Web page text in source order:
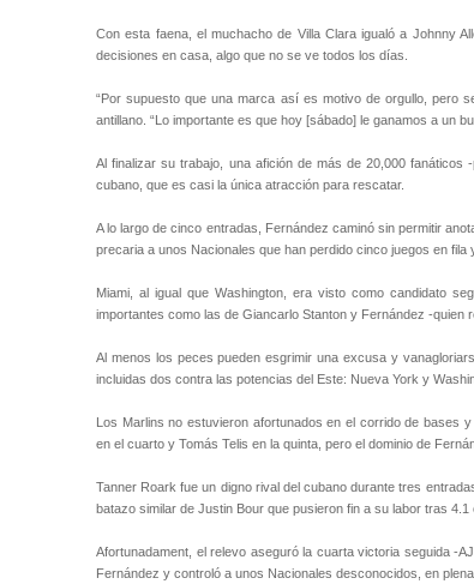
Con esta faena, el muchacho de Villa Clara igualó a Johnny
decisiones en casa, algo que no se ve todos los días.
“Por supuesto que una marca así es motivo de orgullo, pero
antillano. “Lo importante es que hoy [sábado] le ganamos a un
Al finalizar su trabajo, una afición de más de 20,000
cubano, que es casi la única atracción para rescatar.
A lo largo de cinco entradas, Fernández caminó sin permitir
precaria a unos Nacionales que han perdido cinco juegos en
Miami, al igual que Washington, era visto como candidato
importantes como las de Giancarlo Stanton y Fernández -quien
Al menos los peces pueden esgrimir una excusa y
incluidas dos contra las potencias del Este: Nueva York y
Los Marlins no estuvieron afortunados en el corrido de bases
en el cuarto y Tomás Telis en la quinta, pero el dominio de
Tanner Roark fue un digno rival del cubano durante tres
batazo similar de Justin Bour que pusieron fin a su labor tras 4.1
Afortunadament, el relevo aseguró la cuarta victoria seguida -
Fernández y controló a unos Nacionales desconocidos, en